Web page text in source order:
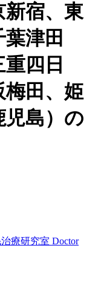
新宿、東
津田
四日
梅田、姫
児島）の
療研究室 Doctor